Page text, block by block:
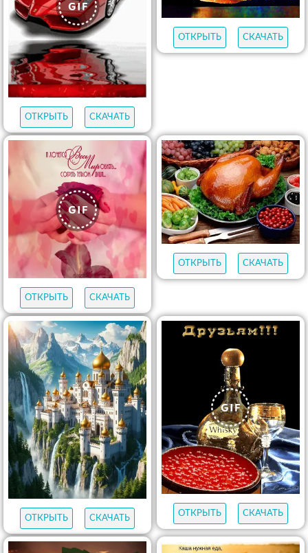
ОТКРЫТЬ СКАЧАТЬ
ОТКРЫТЬ СКАЧАТЬ
ОТКРЫТЬ СКАЧАТЬ
ОТКРЫТЬ СКАЧАТЬ
ОТКРЫТЬ СКАЧАТЬ
ОТКРЫТЬ СКАЧАТЬ